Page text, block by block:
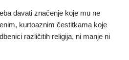
davati značenje koje mu ne
kurtoaznim čestitkama koje
različitih religija, ni manje ni